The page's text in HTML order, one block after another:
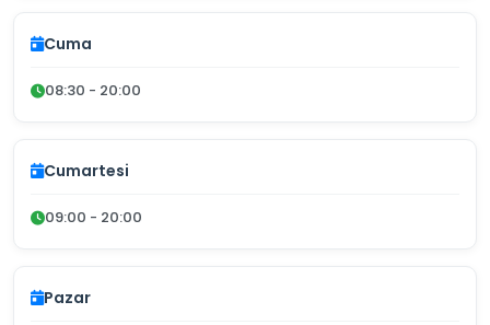
Cuma
08:30 - 20:00
Cumartesi
09:00 - 20:00
Pazar